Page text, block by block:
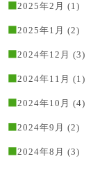
2025年2月 (1)
2025年1月 (2)
2024年12月 (3)
2024年11月 (1)
2024年10月 (4)
2024年9月 (2)
2024年8月 (3)